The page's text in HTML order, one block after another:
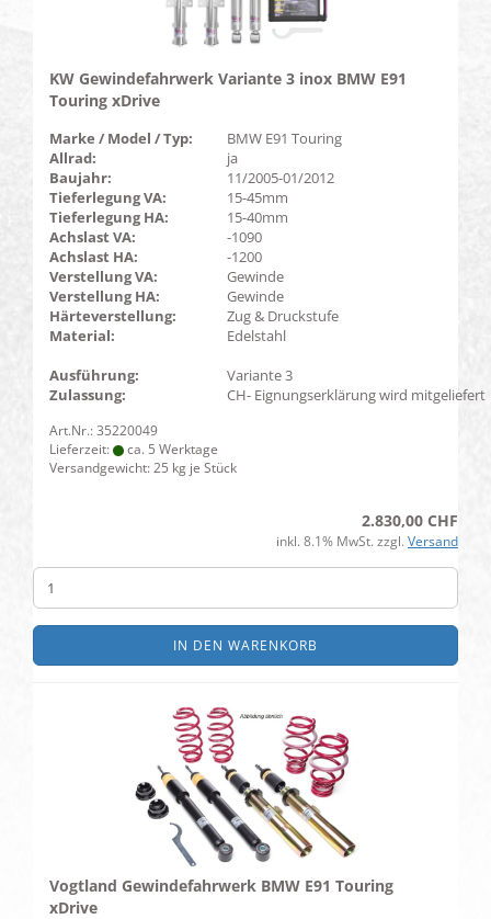
KW Gewindefahrwerk Variante 3 inox BMW E91
Touring xDrive
Marke / Model / Typ:
BMW E91 Touring
Allrad:
ja
Baujahr:
11/2005-01/2012
Tieferlegung VA:
15-45mm
Tieferlegung HA:
15-40mm
Achslast VA:
-1090
Achslast HA:
-1200
Verstellung VA:
Gewinde
Verstellung HA:
Gewinde
Härteverstellung:
Zug & Druckstufe
Material:
Edelstahl
Ausführung:
Variante 3
Zulassung:
CH- Eignungserklärung wird mitgeliefert
Art.Nr.: 35220049
Lieferzeit:
ca. 5 Werktage
Versandgewicht:25 kg je Stück
2.830,00 CHF
inkl. 8.1% MwSt. zzgl. Versand
IN DEN WARENKORB
Vogtland Gewindefahrwerk BMW E91 Touring
xDrive